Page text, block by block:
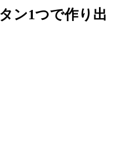
ン1つで作り出